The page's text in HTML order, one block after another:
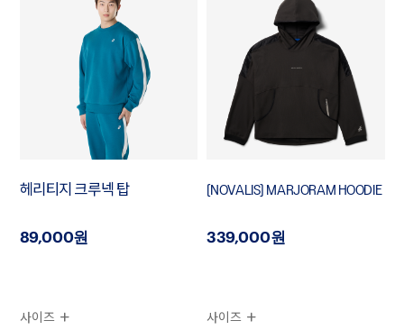
헤리티지 크루넥 탑
89,000원
사이즈
[NOVALIS] MARJORAM HOODIE
339,000원
사이즈